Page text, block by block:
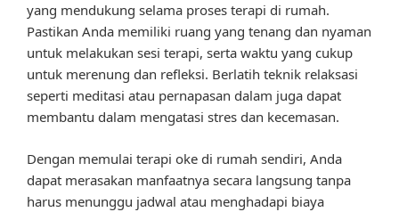
yang mendukung selama proses terapi di rumah.
Pastikan Anda memiliki ruang yang tenang dan nyaman
untuk melakukan sesi terapi, serta waktu yang cukup
untuk merenung dan refleksi. Berlatih teknik relaksasi
seperti meditasi atau pernapasan dalam juga dapat
membantu dalam mengatasi stres dan kecemasan.
Dengan memulai terapi oke di rumah sendiri, Anda
dapat merasakan manfaatnya secara langsung tanpa
harus menunggu jadwal atau menghadapi biaya